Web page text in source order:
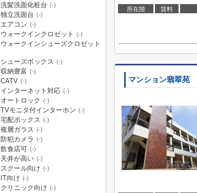
所在階 賃料
マンション翡翠苑
洗髪洗面化粧台 (-)
独立洗面台 (-)
エアコン (-)
ウォークインクロゼット (-)
ウォークインシューズクロゼット
シューズボックス (-)
収納豊富 (-)
CATV (-)
インターネット対応 (-)
オートロック (-)
TVモニタ付インターホン (-)
宅配ボックス (-)
複層ガラス (-)
防犯カメラ (-)
飲食店可 (-)
天井が高い (-)
スクール向け (-)
IT向け (-)
クリニック向け (-)